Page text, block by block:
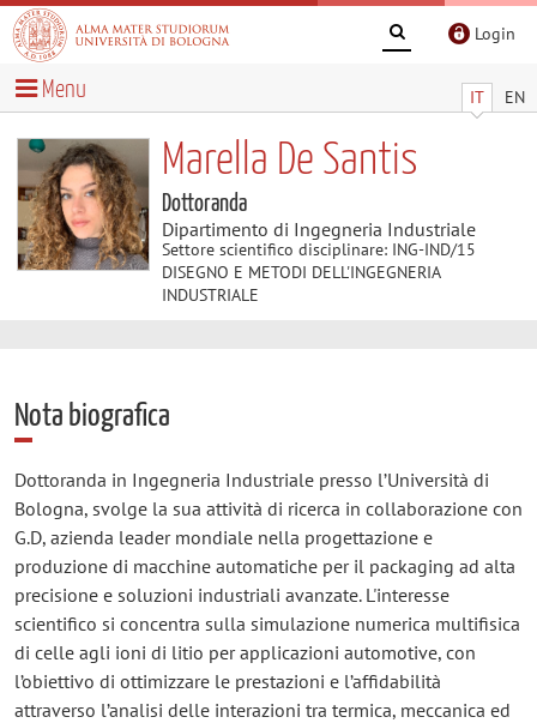
Login
IT EN
Menu
Marella De Santis
Dottoranda
Dipartimento di Ingegneria Industriale
Settore scientifico disciplinare: ING-IND/15
DISEGNO E METODI DELL'INGEGNERIA
INDUSTRIALE
Nota biografica
Dottoranda in Ingegneria Industriale presso l’Università di
Bologna, svolge la sua attività di ricerca in collaborazione con
G.D, azienda leader mondiale nella progettazione e
produzione di macchine automatiche per il packaging ad alta
precisione e soluzioni industriali avanzate. L'interesse
scientifico si concentra sulla simulazione numerica multifisica
di celle agli ioni di litio per applicazioni automotive, con
l’obiettivo di ottimizzare le prestazioni e l’affidabilità
attraverso l’analisi delle interazioni tra termica, meccanica ed